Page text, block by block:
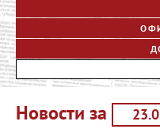
Новости за